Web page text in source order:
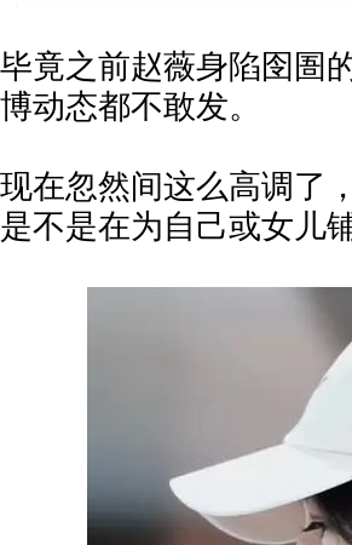
毕竟之前赵薇身陷囹圄
博动态都不敢发。
现在忽然间这么高调了
是不是在为自己或女儿铺